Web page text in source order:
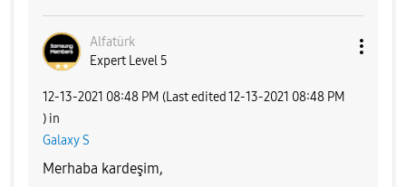
Alfatürk
Expert Level 5
‎12-13-2021 08:48 PM (Last edited ‎12-13-2021 08:48 PM
) in
Galaxy S
Merhaba kardeşim,